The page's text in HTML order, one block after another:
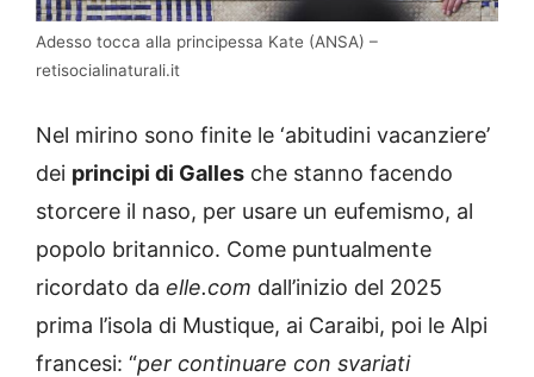
Adesso tocca alla principessa Kate (ANSA) –
retisocialinaturali.it
Nel mirino sono finite le ‘abitudini vacanziere’
dei principi di Galles che stanno facendo
storcere il naso, per usare un eufemismo, al
popolo britannico. Come puntualmente
ricordato da elle.com dall’inizio del 2025
prima l’isola di Mustique, ai Caraibi, poi le Alpi
francesi: “per continuare con svariati